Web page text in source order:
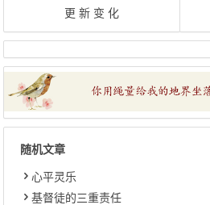
更 新 变 化
随机文章
心平灵乐
基督徒的三重责任